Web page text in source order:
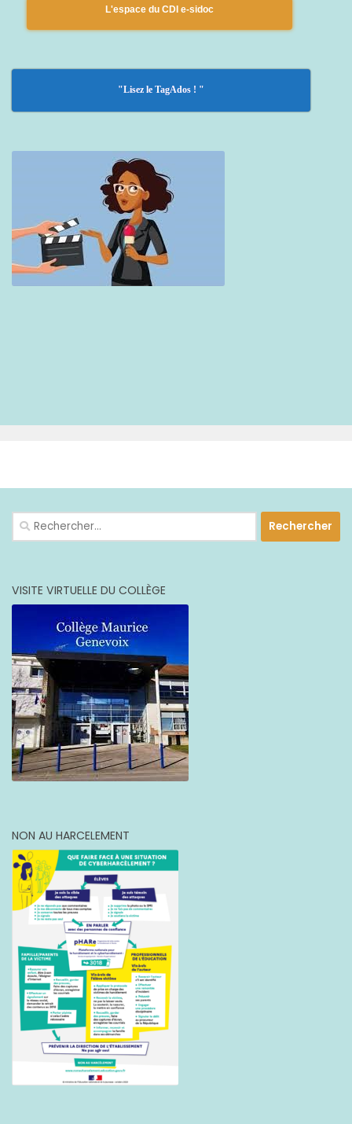
L'espace du CDI e-sidoc
"Lisez le TagAdos ! "
Rechercher :
VISITE VIRTUELLE DU COLLÈGE
NON AU HARCELEMENT